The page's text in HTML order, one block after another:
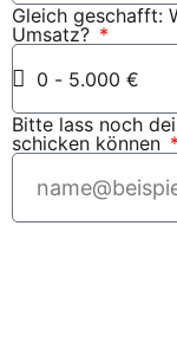
Gleich geschafft:
Umsatz?
Bitte lass noch
schicken können